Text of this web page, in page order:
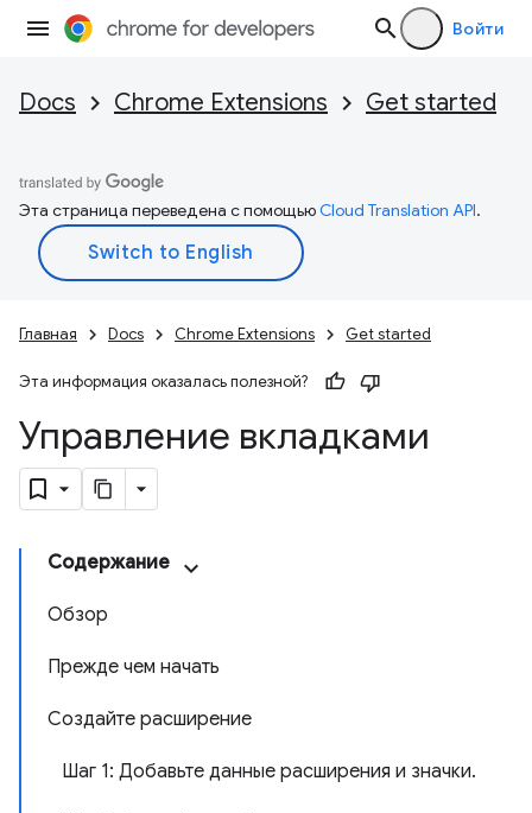
Войти
Docs Chrome Extensions Get started
Эта страница переведена с помощьюCloud Translation API.
Главная Docs Chrome Extensions Get started
Эта информация оказалась полезной?
Управление вкладками
Содержание
Обзор
Прежде чем начать
Создайте расширение
Шаг 1: Добавьте данные расширения и значки.